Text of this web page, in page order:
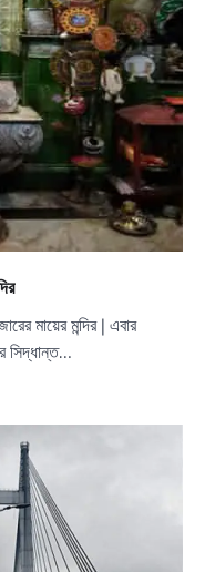
মায়ের মন্দির | এবার
সিদ্ধান্ত…